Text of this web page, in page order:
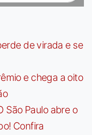
de virada e se
e chega a oito
São Paulo abre o
Confira